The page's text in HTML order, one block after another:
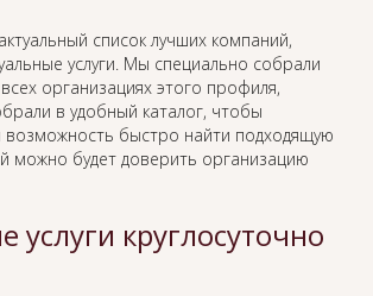
список лучших компаний,
услуги. Мы специально собрали
организациях этого профиля,
в удобный каталог, чтобы
возможность быстро найти подходящую
можно будет доверить организацию
услуги круглосуточно